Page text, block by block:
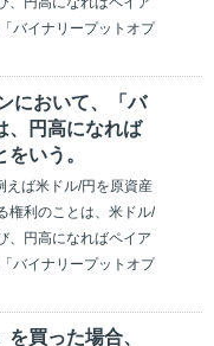
バイナリープットオプ
において、「バ
、円高になれば
いう。
えば米ドル/円を原資産
権利のことは、米ドル/
、円高になればペイア
バイナリープットオプ
買った場合、